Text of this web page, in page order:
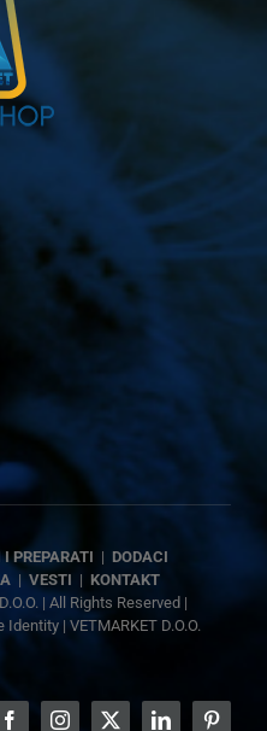
I PREPARATI | DODACI
| VESTI | KONTAKT
| All Rights Reserved |
Identity| VETMARKET D.O.O.